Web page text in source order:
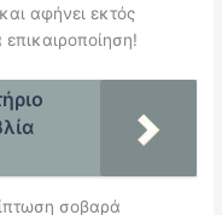
αφήνει εκτός
σοβαρά